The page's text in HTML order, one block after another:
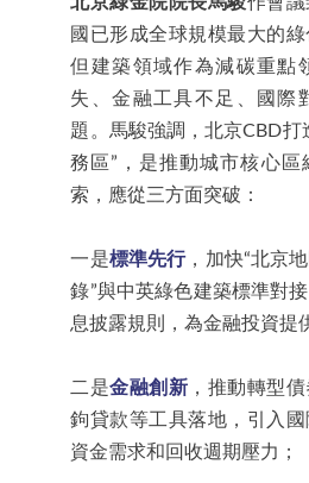
國已形成全球規模最大的綠
但建築領域作為減碳重點
失、金融工具不足、國際
題。馬駿強調，北京CBD打
務區”，是推動城市核心區
索，應從三方面突破：
一是標準先行，加快“北京
錄”與中英綠色建築標準對
息披露規則，為金融投資提
二是金融創新 ，推動轉型
鉤貸款等工具落地，引入
資金需求和回收週期壓力；